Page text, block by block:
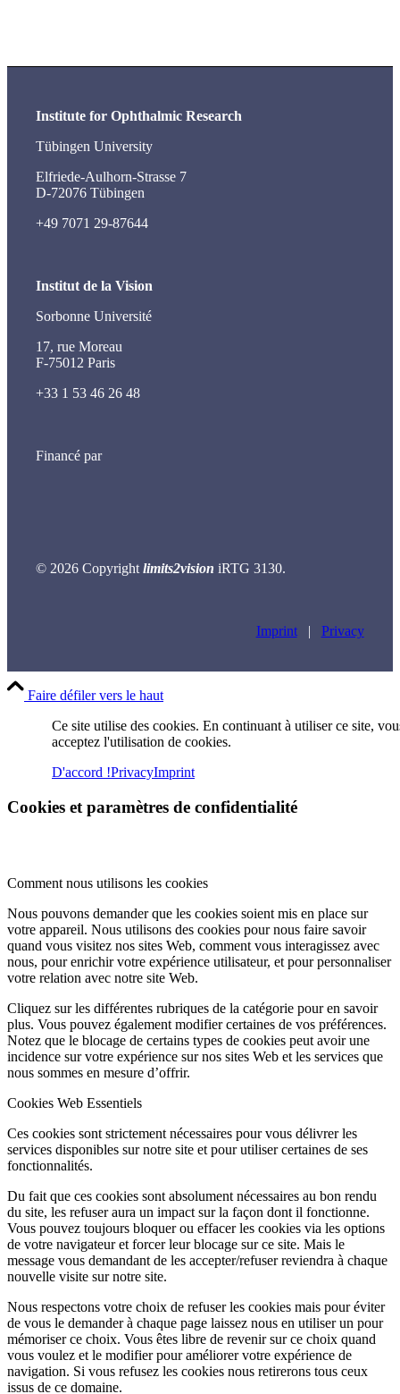
Institute for Ophthalmic Research
Tübingen University
Elfriede-Aulhorn-Strasse 7
D-72076 Tübingen
+49 7071 29-87644
Institut de la Vision
Sorbonne Université
17, rue Moreau
F-75012 Paris
+33 1 53 46 26 48
Financé par
© 2026 Copyrightlimits2vision iRTG 3130.
Imprint| Privacy
Faire défiler vers le haut
Ce site utilise des cookies. En continuant à utiliser ce site,
acceptez l'utilisation de cookies.
D'accord !PrivacyImprint
Cookies et paramètres de confidentialité
Comment nous utilisons les cookies
Nous pouvons demander que les cookies soient mis en place sur
votre appareil. Nous utilisons des cookies pour nous faire savoir
quand vous visitez nos sites Web, comment vous interagissez avec
nous, pour enrichir votre expérience utilisateur, et pour personnaliser
votre relation avec notre site Web.
Cliquez sur les différentes rubriques de la catégorie pour en savoir
plus. Vous pouvez également modifier certaines de vos préférences.
Notez que le blocage de certains types de cookies peut avoir une
incidence sur votre expérience sur nos sites Web et les services que
nous sommes en mesure d’offrir.
Cookies Web Essentiels
Ces cookies sont strictement nécessaires pour vous délivrer les
services disponibles sur notre site et pour utiliser certaines de ses
fonctionnalités.
Du fait que ces cookies sont absolument nécessaires au bon rendu
du site, les refuser aura un impact sur la façon dont il fonctionne.
Vous pouvez toujours bloquer ou effacer les cookies via les options
de votre navigateur et forcer leur blocage sur ce site. Mais le
message vous demandant de les accepter/refuser reviendra à chaque
nouvelle visite sur notre site.
Nous respectons votre choix de refuser les cookies mais pour éviter
de vous le demander à chaque page laissez nous en utiliser un pour
mémoriser ce choix. Vous êtes libre de revenir sur ce choix quand
vous voulez et le modifier pour améliorer votre expérience de
navigation. Si vous refusez les cookies nous retirerons tous ceux
issus de ce domaine.